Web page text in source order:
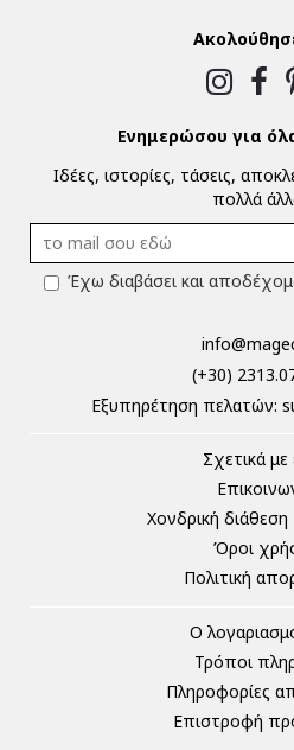
Ενημερώσου για
Ιδέες, ιστορίες, τάσεις,
πολλά
Έχω διαβάσει και
(+30)
Eξυπηρέτηση πελατών:
Σχετικά με
Χονδρική
Όροι
Πολιτική
Ο
Τρόποι
Πληροφορίες
Επιστροφή